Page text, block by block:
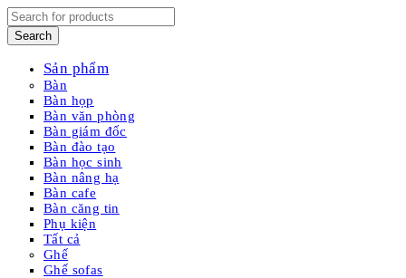
Sản phẩm
Bàn
Bàn họp
Bàn văn phòng
Bàn giám đốc
Bàn đào tạo
Bàn học sinh
Bàn nâng hạ
Bàn cafe
Bàn căng tin
Phụ kiện
Tất cả
Ghế
Ghế sofas